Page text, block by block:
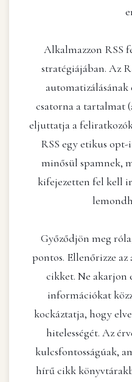
Alkalmazzon RSS
stratégiájában. Az
csatorna a tartalmat
eljuttatja a
RSS egy etikus
minősül spamnek,
kifejezetten fel kell
Győződjön meg
pontos. Ellenőrizze
cikket. Ne akarjon
információkat
kockáztatja, hogy
hitelességét. Az
kulcsfontosságúak,
hírű cikk